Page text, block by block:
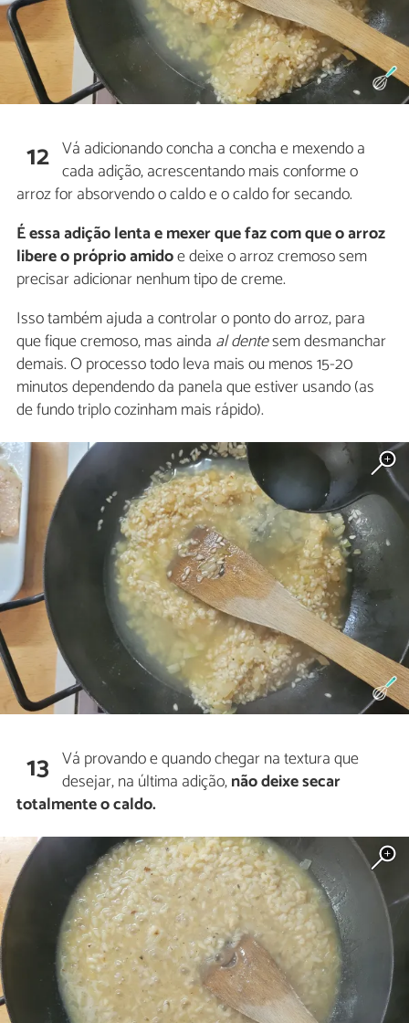
12 Vá adicionando concha a concha e mexendo a
cada adição, acrescentando mais conforme o
arroz for absorvendo o caldo e o caldo for secando.
É essa adição lenta e mexer que faz com que o arroz
libere o próprio amidoe deixe o arroz cremoso sem
precisar adicionar nenhum tipo de creme.
Isso também ajuda a controlar o ponto do arroz, para
que fique cremoso, mas ainda al dentesem desmanchar
demais. O processo todo leva mais ou menos 15-20
minutos dependendo da panela que estiver usando (as
de fundo triplo cozinham mais rápido).
13 Vá provando e quando chegar na textura que
desejar, na última adição,não deixe secar
totalmente o caldo.